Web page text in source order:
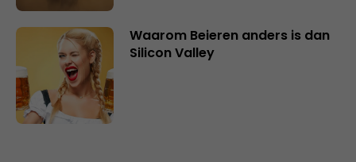
Waarom Beieren anders is dan
Silicon Valley